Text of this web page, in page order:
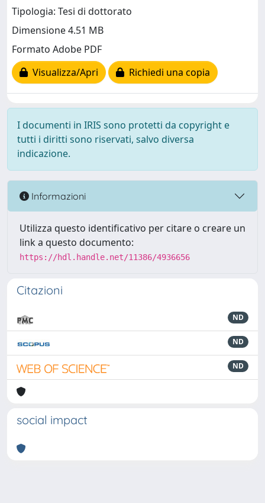
Tipologia: Tesi di dottorato
Dimensione 4.51 MB
Formato Adobe PDF
Visualizza/Apri
Richiedi una copia
I documenti in IRIS sono protetti da copyright e
tutti i diritti sono riservati, salvo diversa
indicazione.
Informazioni
Utilizza questo identificativo per citare o creare un
link a questo documento:
https://hdl.handle.net/11386/4936656
Citazioni
ND
ND
ND
social impact